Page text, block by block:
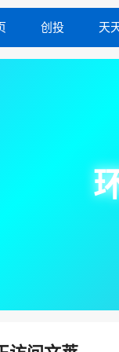
创投 天